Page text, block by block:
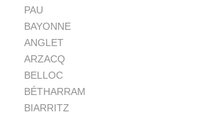
PAU
BAYONNE
ANGLET
ARZACQ
BELLOC
BÉTHARRAM
BIARRITZ